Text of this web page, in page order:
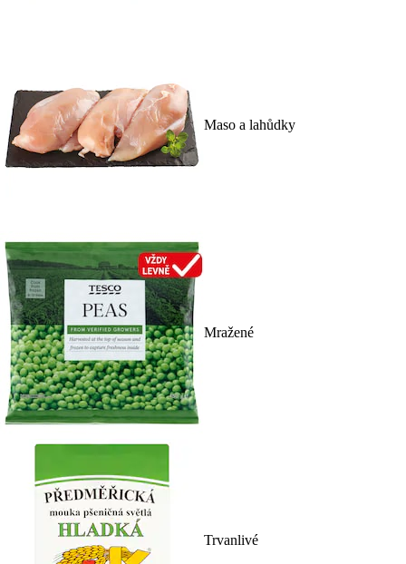
Maso a lahůdky
Mražené
Trvanlivé